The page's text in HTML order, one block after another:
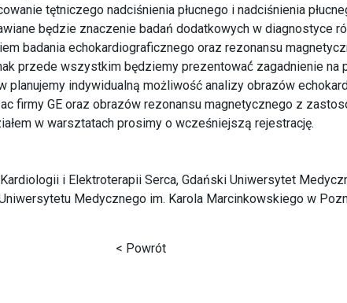
tętniczego nadciśnienia płucnego i nadciśnienia
będzie znaczenie badań dodatkowych w diagnostyce
badania echokardiograficznego oraz rezonansu
przede wszystkim będziemy prezentować́ zagadnienie na
planujemy indywidualną możliwość analizy obrazów
firmy GE oraz obrazów rezonansu magnetycznego z
w warsztatach prosimy o wcześniejszą rejestrację.
i Elektroterapii Serca, Gdański Uniwersytet
Medycznego im. Karola Marcinkowskiego w
< Powrót